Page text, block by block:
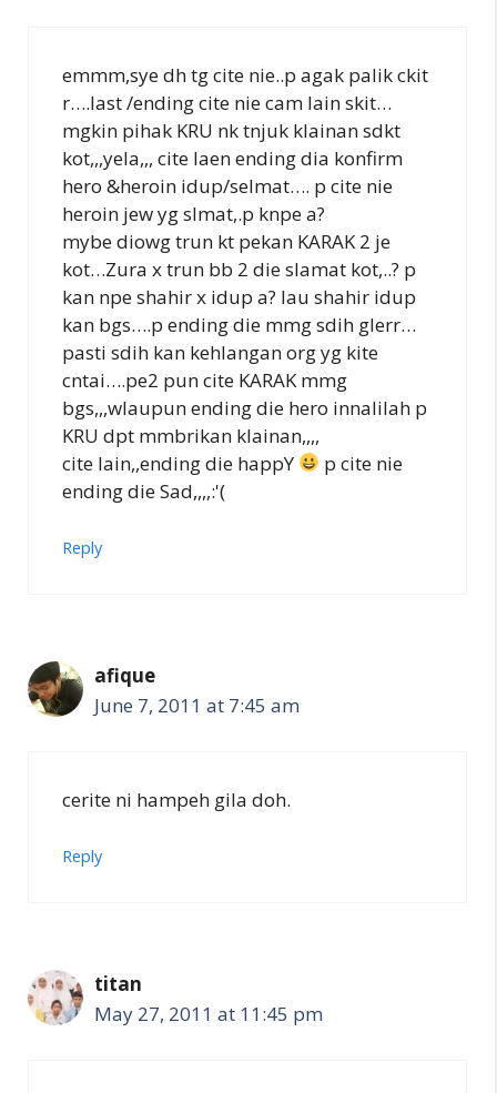
emmm,sye dh tg cite nie..p agak palik ckit
r….last /ending cite nie cam lain skit…
mgkin pihak KRU nk tnjuk klainan sdkt
kot,,,yela,,, cite laen ending dia konfirm
hero &heroin idup/selmat…. p cite nie
heroin jew yg slmat,.p knpe a?
mybe diowg trun kt pekan KARAK 2 je
kot…Zura x trun bb 2 die slamat kot,..? p
kan npe shahir x idup a? lau shahir idup
kan bgs….p ending die mmg sdih glerr…
pasti sdih kan kehlangan org yg kite
cntai….pe2 pun cite KARAK mmg
bgs,,,wlaupun ending die hero innalilah p
KRU dpt mmbrikan klainan,,,,
cite lain,,ending die happY
p cite nie
ending die Sad,,,,:'(
Reply
afique
June 7, 2011 at 7:45 am
cerite ni hampeh gila doh.
Reply
titan
May 27, 2011 at 11:45 pm